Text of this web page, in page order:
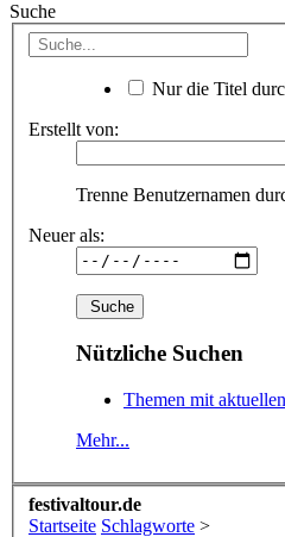
Suche
Nur die Titel
Erstellt von:
Trenne Benutzernamen
Neuer als:
Nützliche Suchen
Themen mit
Mehr...
festivaltour.de
Startseite Schlagworte >